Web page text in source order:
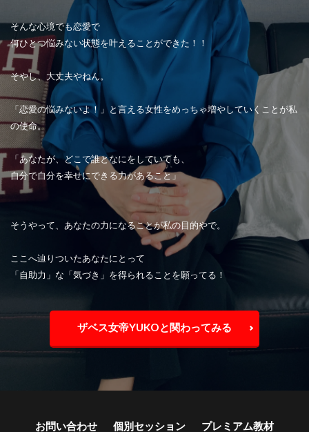
そんな心境でも恋愛で
何ひとつ悩みない状態を叶えることができた！！
そやし、大丈夫やねん。
「恋愛の悩みないよ！」と言える女性をめっちゃ増やしていくことが私
の使命。
「あなたが、どこで誰となにをしていても、
自分で自分を幸せにできる力があること」
そうやって、あなたの力になることが私の目的やで。
ここへ辿りついたあなたにとって
「自助力」な「気づき」を得られることを願ってる！
ザベス女帝YUKOと関わってみる
お問い合わせ 個別セッション プレミアム教材